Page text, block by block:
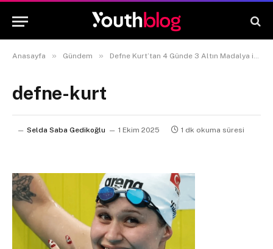
Anasayfa » Gündem » Defne Kurt’tan 4 Günde 3 Altın Madalya ile Avrupa Rekoruyla Tarihe Geçti
defne-kurt
Selda Saba Gedikoğlu 1 Ekim 2025 1 dk okuma süresi